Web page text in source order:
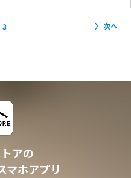
3 次へ
アの
マホアプリ